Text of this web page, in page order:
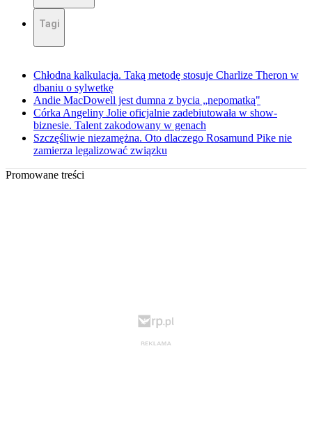
Tagi
Chłodna kalkulacja. Taką metodę stosuje Charlize Theron w
dbaniu o sylwetkę
Andie MacDowell jest dumna z bycia „nepomatką"
Córka Angeliny Jolie oficjalnie zadebiutowała w show-
biznesie. Talent zakodowany w genach
Szczęśliwie niezamężna. Oto dlaczego Rosamund Pike nie
zamierza legalizować związku
Promowane treści